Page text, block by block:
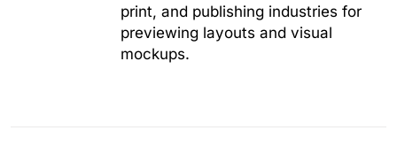
print, and publishing industries for
previewing layouts and visual
mockups.